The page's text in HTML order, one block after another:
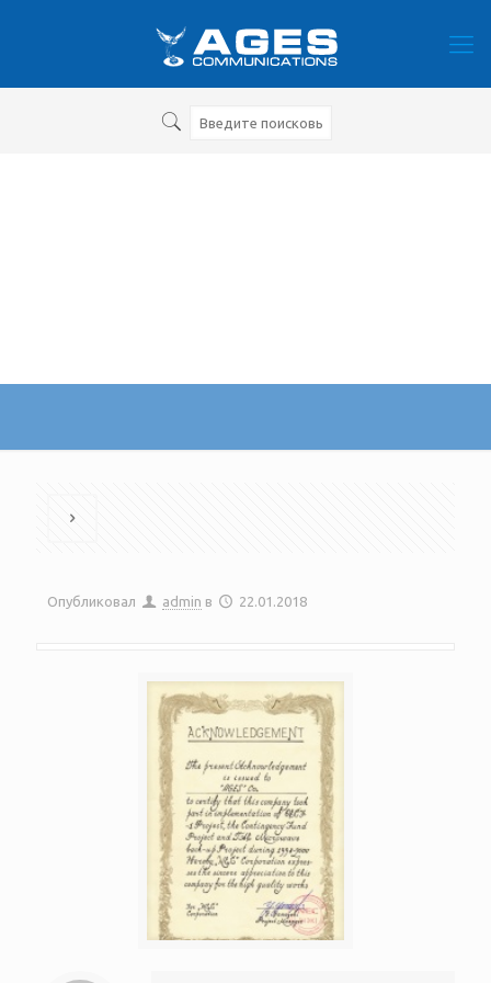
Опубликовал admin в 22.01.2018